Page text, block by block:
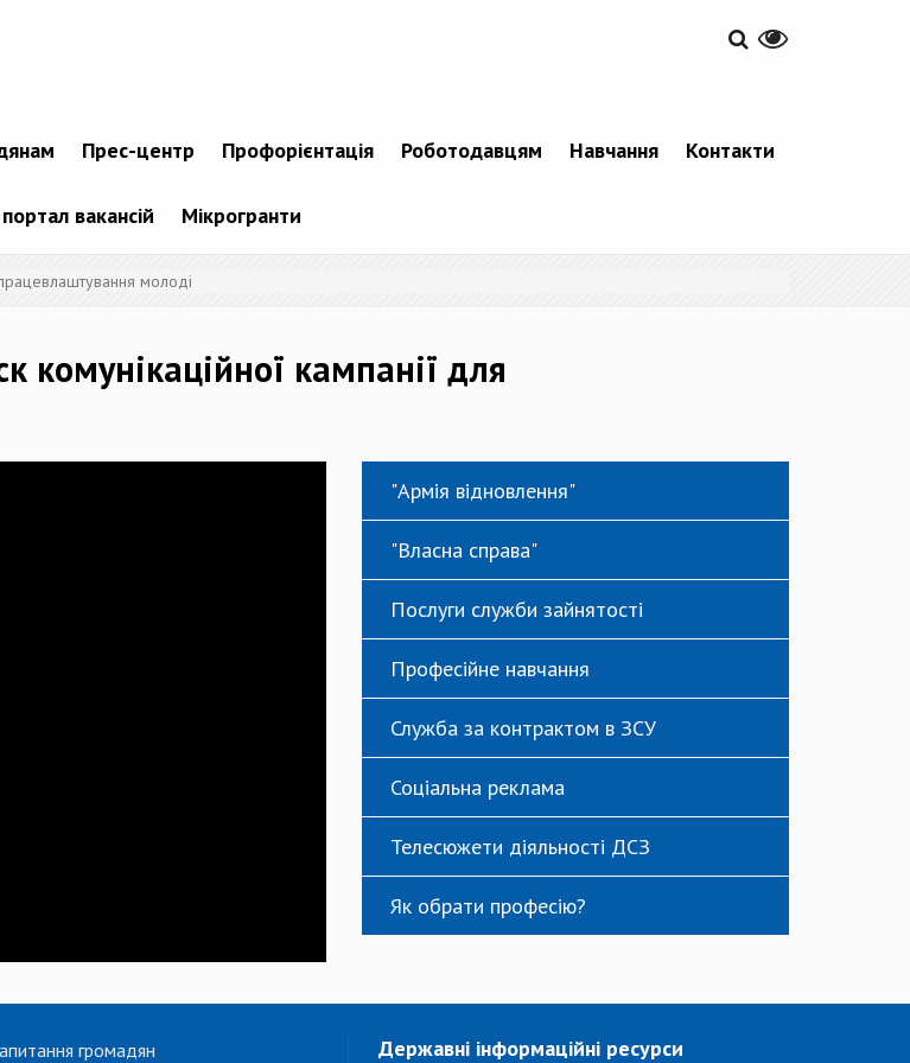
Прес-центр Профорієнтація Роботодавцям Навчання Контакти
вакансій Мікрогранти
молоді
комунікаційної кампанії для
"Армія відновлення"
"Власна справа"
Послуги служби зайнятості
Професійне навчання
Служба за контрактом в ЗСУ
Соціальна реклама
Телесюжети діяльності ДСЗ
Як обрати професію?
громадян Державні інформаційні ресурси